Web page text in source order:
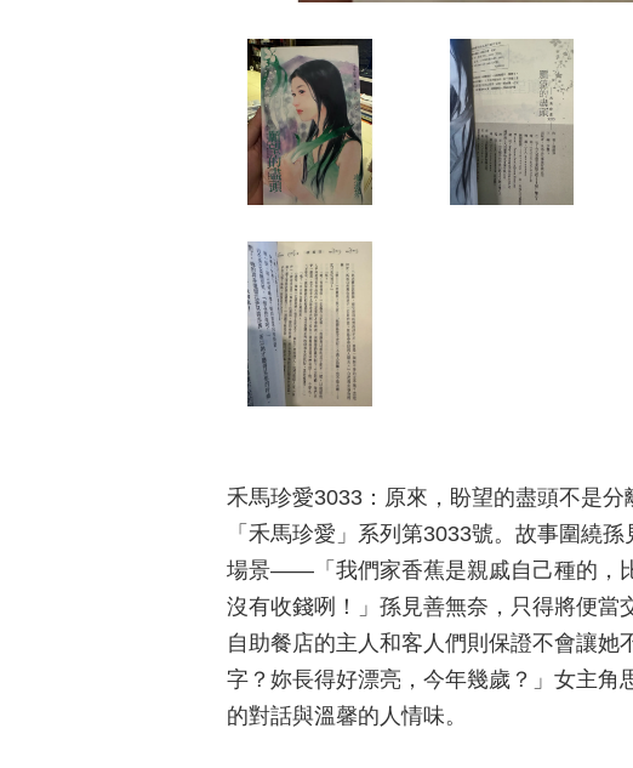
禾馬珍愛3033：原來，盼望的盡頭不是
「禾馬珍愛」系列第3033號。故事圍繞
場景——「我們家香蕉是親戚自己種的，
沒有收錢咧！」孫見善無奈，只得將便當
自助餐店的主人和客人們則保證不會讓
字？妳長得好漂亮，今年幾歲？」女主角
的對話與溫馨的人情味。